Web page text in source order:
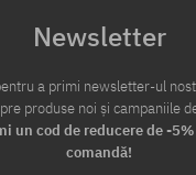
Newsletter
a primi newsletter-ul
produse noi și campaniile
un cod de reducere de -
comandă!